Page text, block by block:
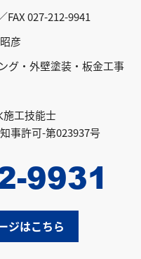
FAX 027-212-9941
彦
グ・外壁塗装・ 板金工事
工技能士
事許可-第023937号
9931
ジはこちら